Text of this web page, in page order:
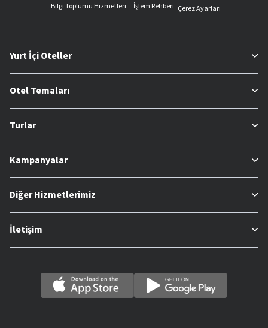
Bilgi Toplumu Hizmetleri
İşlem Rehberi Çerez Ayarları
Yurt İçi Oteller
Otel Temaları
Turlar
Kampanyalar
Diğer Hizmetlerimiz
İletişim